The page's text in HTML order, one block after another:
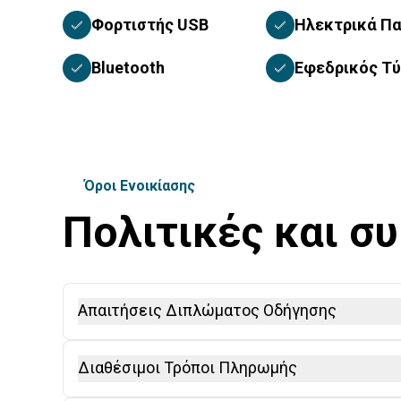
Φορτιστής USB Ηλεκτρικά
Bluetooth Εφεδρικός
Όροι Ενοικίασης
Πολιτικές και
Απαιτήσεις Διπλώματος Οδήγησης
Απαιτείται Διεθνές Δίπλωμα Οδήγησης (IDP),
Διαθέσιμοι Τρόποι Πληρωμής